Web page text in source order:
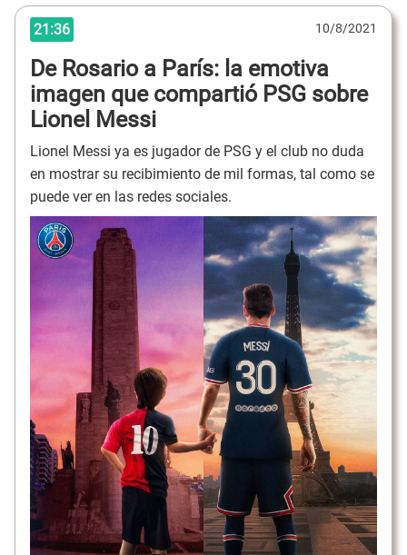
21:36 10/8/2021
De Rosario a París: la emotiva
imagen que compartió PSG sobre
Lionel Messi
Lionel Messi ya es jugador de PSG y el club no duda
en mostrar su recibimiento de mil formas, tal como se
puede ver en las redes sociales.